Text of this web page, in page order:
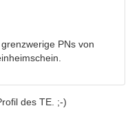
PNs von
des TE. ;-)